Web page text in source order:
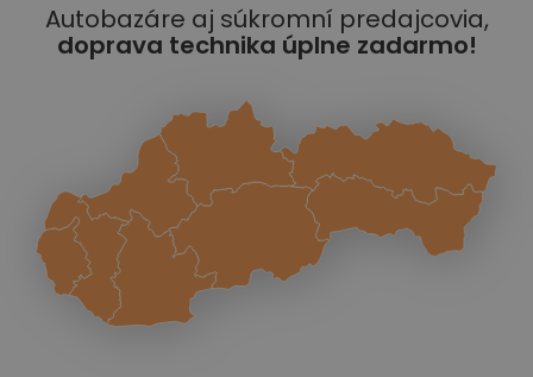
Autobazáre aj súkromní predajcovia,
doprava technika úplne zadarmo!